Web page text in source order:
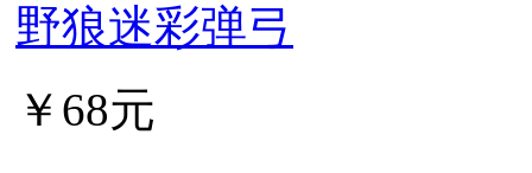
野狼迷彩弹弓
￥68元